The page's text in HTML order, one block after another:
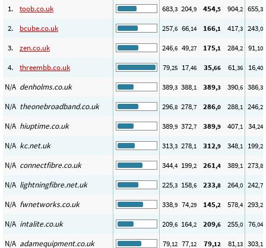
1. toob.co.uk 683,3 204,9 454,5 904,2 655,3
2. bcube.co.uk 257,6 66,14 166,1 417,3 243,0
3. zen.co.uk 246,6 49,27 175,1 284,2 91,10
4. threembb.co.uk 79,25 17,46 35,66 61,36 16,40
N/A denholms.co.uk 389,3 388,1 389,3 390,6 386,3
N/A theonebroadband.co.uk 296,8 278,7 286,0 288,1 246,2
N/A hiuptime.co.uk 389,9 372,7 389,9 407,1 34,24
N/A kc.net.uk 313,3 278,1 312,9 348,1 199,2
N/A connectfibre.co.uk 344,4 199,2 261,4 389,1 273,8
N/A lightningfibre.net.uk 225,3 158,6 233,8 264,0 242,7
N/A fwnetworks.co.uk 338,9 74,29 145,2 578,4 293,2
N/A intalite.co.uk 209,6 164,2 209,6 255,0 76,04
N/A adamequipment.co.uk 79,12 77,12 79,12 81,13 303,1